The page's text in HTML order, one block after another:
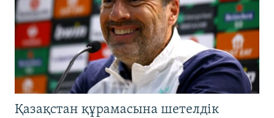
Қазақстан құрамасына шетелдік